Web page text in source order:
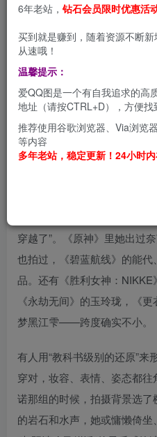
2026-7-11，新增1套
前野太太，国内一位挺特别的
微博上找到她，她不止做
前野太太最拿手的是游戏角色
的长发、月桂叶和金色羽翼
节都给还原了。有玩家看完
穿越了”。《原神》里她出过
也拍过，《碧蓝航线》的能
品。还有《胜利女神：NIKKE
《永劫无间》的玉玲珑，《
梦黑江雫——跨度确实不小。
有人用“教科书级别的还原”来
穿对，妆容、表情、姿态都
诺那组的时候，拍摄背景选
的岩石和水声，她或慵懒倚
6年老站， 钻石会员限时优惠活
买到就是赚到，随着资源不断
从速哦！
温馨提示：
爱QQ图是一个有自我追求的高
地址（请按CTRL+D），方便找
推荐使用谷歌浏览器、Via浏览
等内容
多年老站，稳定更新！24小时内